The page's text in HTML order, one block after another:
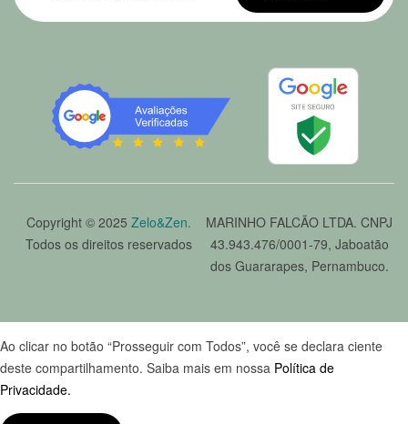
Copyright © 2025 Zelo&Zen.
Todos os direitos reservados
MARINHO FALCÃO LTDA. CNPJ
43.943.476/0001-79, Jaboatão
dos Guararapes, Pernambuco.
Ao clicar no botão “Prosseguir com Todos”, você se declara ciente
deste compartilhamento. Saiba mais em nossa Política de
Privacidade.